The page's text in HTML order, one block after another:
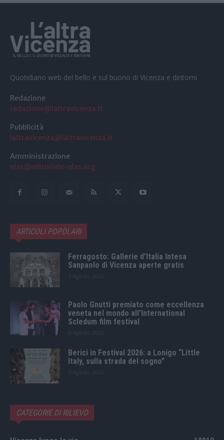
Quotidiano web del bello e sul buono di Vicenza e dintorni
Redazione
redazione@laltravicenza.it
Pubblicità
laltravicenza@laltravicenza.it
Amministrazione
elas@editoriale-elas.org
ARTICOLI POPOLARI
Ferragosto: Gallerie d’Italia Intesa
Sanpaolo di Vicenza aperte gratis
Paolo Gnutti premiato come eccellenza
veneta nel mondo all’International
Scledum film festival
Berici in Festival 2026: a Lonigo “Little
Italy, sulla strada del sogno”
CATEGORIE DI RILIEVO